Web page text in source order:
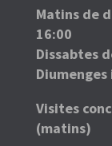
Matins de
16:00
Dissabtes
Visites
(matins)